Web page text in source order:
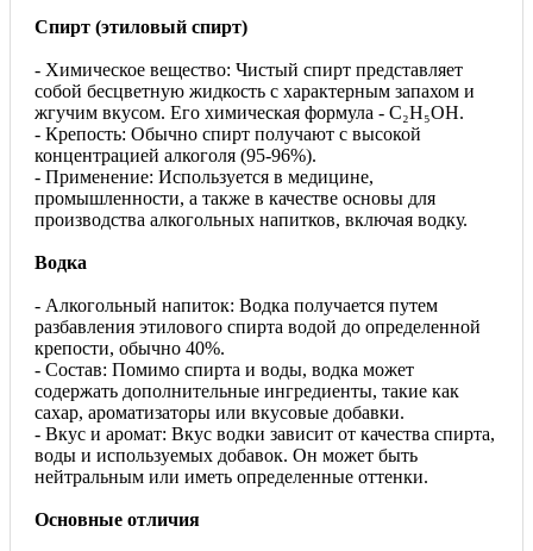
Спирт (этиловый спирт)
- Химическое вещество: Чистый спирт представляет
собой бесцветную жидкость с характерным запахом и
жгучим вкусом. Его химическая формула - C₂H₅OH.
- Крепость: Обычно спирт получают с высокой
концентрацией алкоголя (95-96%).
- Применение: Используется в медицине,
промышленности, а также в качестве основы для
производства алкогольных напитков, включая водку.
Водка
- Алкогольный напиток: Водка получается путем
разбавления этилового спирта водой до определенной
крепости, обычно 40%.
- Состав: Помимо спирта и воды, водка может
содержать дополнительные ингредиенты, такие как
сахар, ароматизаторы или вкусовые добавки.
- Вкус и аромат: Вкус водки зависит от качества спирта,
воды и используемых добавок. Он может быть
нейтральным или иметь определенные оттенки.
Основные отличия